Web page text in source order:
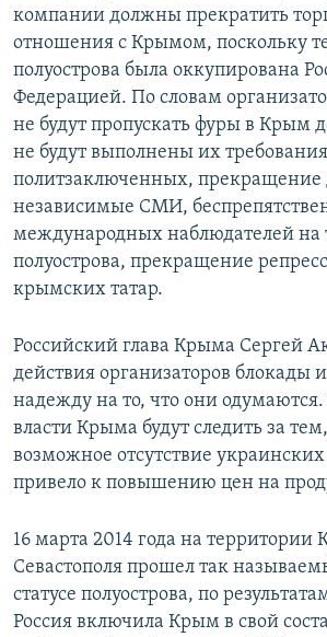
компании должны прекратить
отношения с Крымом, поскольку
полуострова была оккупирована
Федерацией. По словам
не будут пропускать фуры в Крым
не будут выполнены их
политзаключенных, прекращение
независимые СМИ,
международных наблюдателей на
полуострова, прекращение
крымских татар.
Российский глава Крыма Сергей
действия организаторов блокады
надежду на то, что они
власти Крыма будут следить за
возможное отсутствие украинских
привело к повышению цен на
16 марта 2014 года на территории
Севастополя прошел так
статусе полуострова, по
Россия включила Крым в свой